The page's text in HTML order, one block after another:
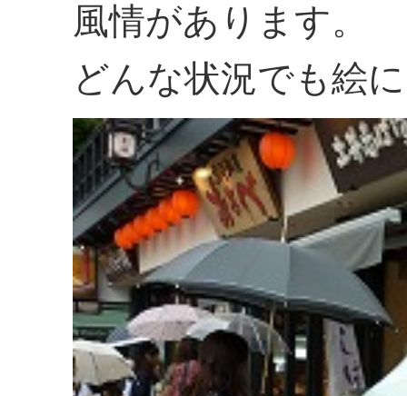
風情があります。
どんな状況でも絵